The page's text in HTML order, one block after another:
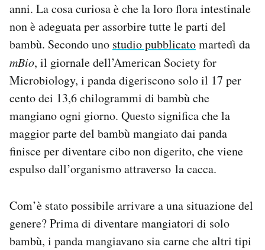
AREA PERSONALE
Area Personale
Newsletter
Notifiche mobile
Regala il Post
Hai bisogno di aiuto?
Esci
anni. La cosa curiosa è che la loro flora intestinale
non è adeguata per assorbire tutte le parti del
bambù. Secondo uno studio pubblicatomartedì da
mBio, il giornale dell’American Society for
Microbiology, i panda digeriscono solo il 17 per
cento dei 13,6 chilogrammi di bambù che
mangiano ogni giorno. Questo significa che la
maggior parte del bambù mangiato dai panda
finisce per diventare cibo non digerito, che viene
espulso dall’organismo attraverso la cacca.
Com’è stato possibile arrivare a una situazione del
genere? Prima di diventare mangiatori di solo
bambù, i panda mangiavano sia carne che altri tipi